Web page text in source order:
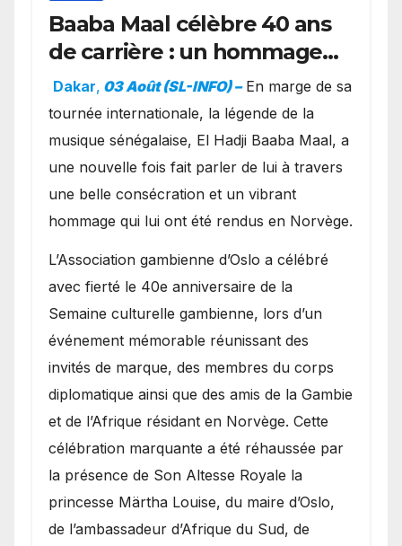
Baaba Maal célèbre 40 ans
de carrière : un hommage
exceptionnel à Oslo en
présence de la famille
royale.
Dakar, 03 Août (SL-INFO) – ​En marge de sa
tournée internationale, la légende de la
musique sénégalaise, El Hadji Baaba Maal, a
une nouvelle fois fait parler de lui à travers
une belle consécration et un vibrant
hommage qui lui ont été rendus en Norvège.
​L’Association gambienne d’Oslo a célébré
avec fierté le 40e anniversaire de la
Semaine culturelle gambienne, lors d’un
événement mémorable réunissant des
invités de marque, des membres du corps
diplomatique ainsi que des amis de la Gambie
et de l’Afrique résidant en Norvège. Cette
célébration marquante a été réhaussée par
la présence de Son Altesse Royale la
princesse Märtha Louise, du maire d’Oslo,
de l’ambassadeur d’Afrique du Sud, de